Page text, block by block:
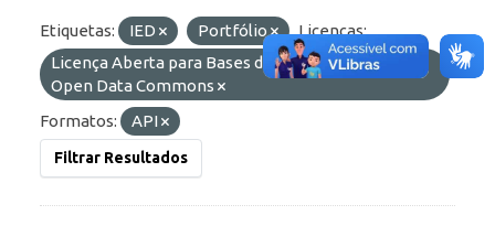
Etiquetas: IED Portfólio
Licenças:
Licença Aberta para Bases de Dados (ODbL) do
Open Data Commons
Formatos:
API
Filtrar Resultados